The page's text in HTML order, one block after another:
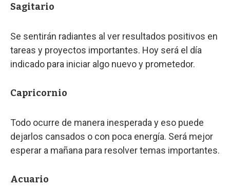
Sagitario
Se sentirán radiantes al ver resultados positivos en
tareas y proyectos importantes. Hoy será el día
indicado para iniciar algo nuevo y prometedor.
Capricornio
Todo ocurre de manera inesperada y eso puede
dejarlos cansados o con poca energía. Será mejor
esperar a mañana para resolver temas importantes.
Acuario